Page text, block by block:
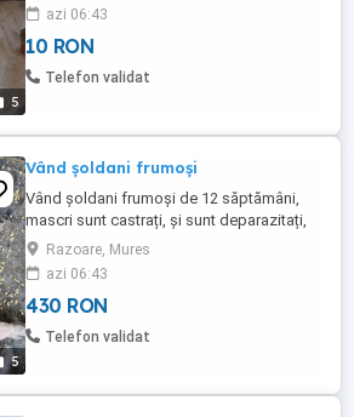
5
azi 06:43
10 RON
Telefon validat
5
Vând șoldani frumoși
Vând șoldani frumoși de 12 săptămâni,
mascri sunt castrați, și sunt deparazitați,
crescuți în condiții foarte curate.
Razoare, Mures
azi 06:43
430 RON
Telefon validat